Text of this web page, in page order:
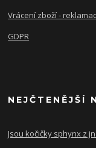
Vrácení zboží -
GDPR
NEJČTENĚJŠÍ
Jsou kočičky sphynx z